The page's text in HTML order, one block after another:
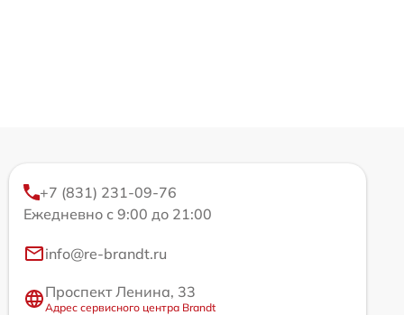
+7 (831) 231-09-76
Ежедневно с 9:00 до 21:00
info@re-brandt.ru
Проспект Ленина, 33
Адрес сервисного центра Brandt